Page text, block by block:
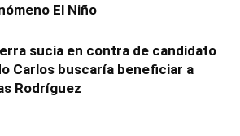
El Niño
sucia en contra de candidato
Carlos buscaría beneficiar a
Rodríguez